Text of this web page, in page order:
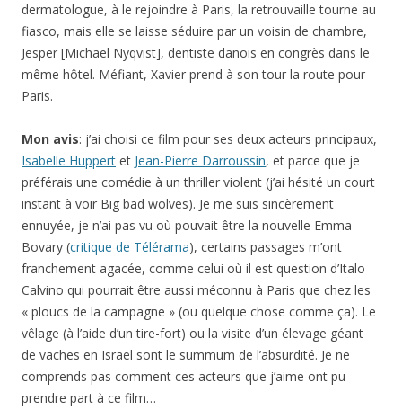
dermatologue, à le rejoindre à Paris, la retrouvaille tourne au
fiasco, mais elle se laisse séduire par un voisin de chambre,
Jesper [Michael Nyqvist], dentiste danois en congrès dans le
même hôtel. Méfiant, Xavier prend à son tour la route pour
Paris.
Mon avis: j’ai choisi ce film pour ses deux acteurs principaux,
Isabelle Huppert et Jean-Pierre Darroussin, et parce que je
préférais une comédie à un thriller violent (j’ai hésité un court
instant à voir Big bad wolves). Je me suis sincèrement
ennuyée, je n’ai pas vu où pouvait être la nouvelle Emma
Bovary (critique de Télérama), certains passages m’ont
franchement agacée, comme celui où il est question d’Italo
Calvino qui pourrait être aussi méconnu à Paris que chez les
« ploucs de la campagne » (ou quelque chose comme ça). Le
vêlage (à l’aide d’un tire-fort) ou la visite d’un élevage géant
de vaches en Israël sont le summum de l’absurdité. Je ne
comprends pas comment ces acteurs que j’aime ont pu
prendre part à ce film…